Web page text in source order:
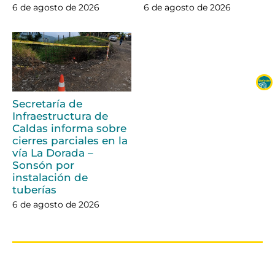
6 de agosto de 2026 6 de agosto de 2026
Secretaría de
Infraestructura de
Caldas informa sobre
cierres parciales en la
vía La Dorada –
Sonsón por
instalación de
tuberías
6 de agosto de 2026